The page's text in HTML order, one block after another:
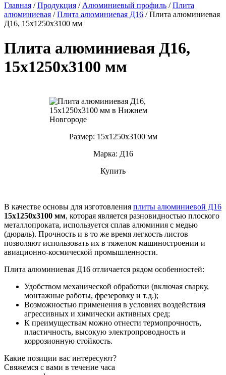
Главная /Продукция / Алюминиевый профиль /Плита
алюминиевая /Плита алюминиевая Д16 / Плита алюминиевая
Д16, 15х1250х3100 мм
Плита алюминиевая Д16,
15х1250х3100 мм
Размер: 15х1250х3100 мм
Марка: Д16
Купить
В качестве основы для изготовления плиты алюминиевой Д16
15х1250х3100 мм, которая является разновидностью плоского
металлопроката, используется сплав алюминия с медью
(дюраль). Прочность и в то же время легкость листов
позволяют использовать их в тяжелом машиностроении и
авиационно-космической промышленности.
Плита алюминиевая Д16 отличается рядом особенностей:
Удобством механической обработки (включая сварку,
монтажные работы, фрезеровку и т.д.);
Возможностью применения в условиях воздействия
агрессивных и химически активных сред;
К преимуществам можно отнести термопрочность,
пластичность, высокую электропроводность и
коррозионную стойкость.
Какие позиции вас интересуют?
Свяжемся с вами в течение часа